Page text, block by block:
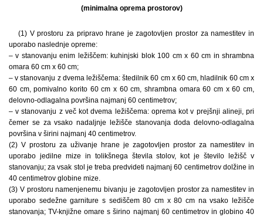
(minimalna oprema prostorov)
(1) V prostoru za pripravo hrane je zagotovljen prostor za namestitev in
uporabo naslednje opreme:
– v stanovanju enim ležiščem: kuhinjski blok 100 cm x 60 cm in shrambna
omara 60 cm x 60 cm;
– v stanovanju z dvema ležiščema: štedilnik 60 cm x 60 cm, hladilnik 60 cm x
60 cm, pomivalno korito 60 cm x 60 cm, shrambna omara 60 cm x 60 cm,
delovno-odlagalna površina najmanj 60 centimetrov;
– v stanovanju z več kot dvema ležiščema: oprema kot v prejšnji alineji, pri
čemer se za vsako nadaljnje ležišče stanovanja doda delovno-odlagalna
površina v širini najmanj 40 centimetrov.
(2) V prostoru za uživanje hrane je zagotovljen prostor za namestitev in
uporabo jedilne mize in tolikšnega števila stolov, kot je število ležišč v
stanovanju; za vsak stol je treba predvideti najmanj 60 centimetrov dolžine in
40 centimetrov globine mize.
(3) V prostoru namenjenemu bivanju je zagotovljen prostor za namestitev in
uporabo sedežne garniture s sediščem 80 cm x 80 cm na vsako ležišče
stanovanja; TV-knjižne omare s širino najmanj 60 centimetrov in globino 40